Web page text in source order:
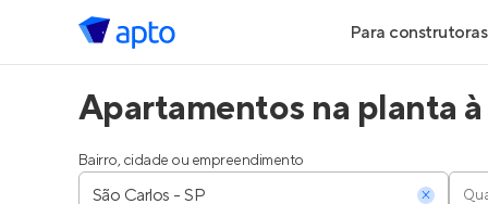
Para construtoras
Geração de
Apartamentos na planta
Bairro, cidade ou empreendimento